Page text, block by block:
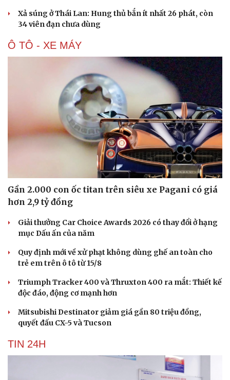
Xả súng ở Thái Lan: Hung thủ bắn ít nhất 26 phát, còn
34 viên đạn chưa dùng
Ô TÔ - XE MÁY
Gần 2.000 con ốc titan trên siêu xe Pagani có giá
hơn 2,9 tỷ đồng
Giải thưởng Car Choice Awards 2026 có thay đổi ở hạng
mục Dấu ấn của năm
Quy định mới về xử phạt không dùng ghế an toàn cho
trẻ em trên ô tô từ 15/8
Triumph Tracker 400 và Thruxton 400 ra mắt: Thiết kế
độc đáo, động cơ mạnh hơn
Mitsubishi Destinator giảm giá gần 80 triệu đồng,
quyết đấu CX-5 và Tucson
TIN 24H